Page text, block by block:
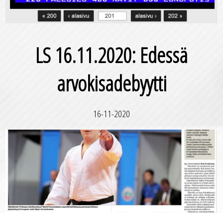
LS 16.11.2020: Edessä
arvokisadebyytti
16-11-2020